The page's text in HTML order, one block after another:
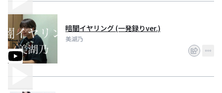
暗闇イヤリング (一発録りver.)
美湖乃